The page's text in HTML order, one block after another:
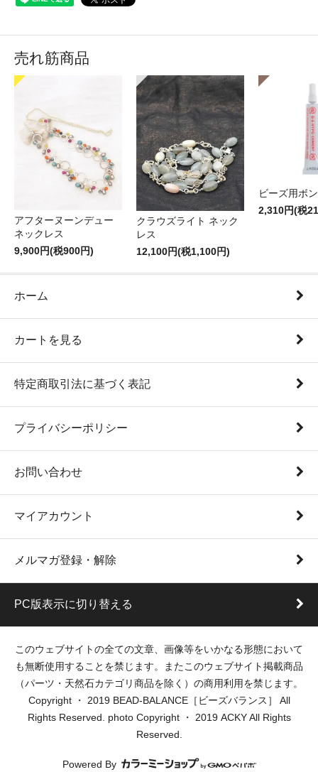
売れ筋商品
アフターヌーンデュー
ネックレス
9,900円(税900円)
クラウズライト ネック
レス
12,100円(税1,100円)
ビーズ用ボ
2,310円(税
ホーム
カートを見る
特定商取引法に基づく表記
プライバシーポリシー
お問い合わせ
マイアカウント
メルマガ登録・解除
PC版表示に切り替える
このウェブサイトの全ての文章、画像等をいかなる形態において
も無断使用することを禁じます。またこのウェブサイト掲載商品
（パーツ・天然石カテゴリ商品を除く）の商用利用を禁じます。
Copyright ・ 2019 BEAD-BALANCE［ビーズバランス］ All
Rights Reserved. photo Copyright ・ 2019 ACKY All Rights
Reserved.
Powered By